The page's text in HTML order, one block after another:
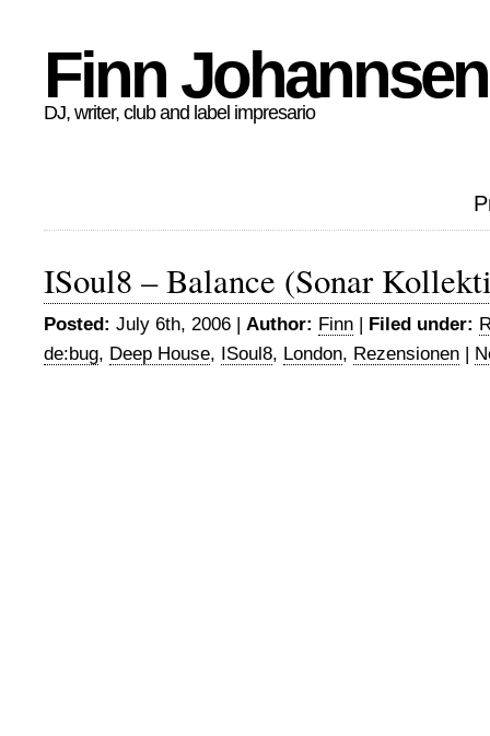
Finn Johannsen
DJ, writer, club and label impresario
ISoul8 – Balance (Sonar
Posted: July 6th, 2006 | Author: Finn | Filed under:
de:bug, Deep House, ISoul8, London, Rezensionen |